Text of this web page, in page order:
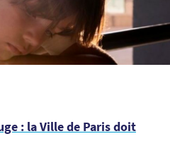
: la Ville de Paris doit